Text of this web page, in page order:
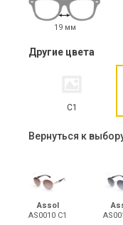
19 мм
Другие цвета
C1
Вернуться к
Assol
AS0010 С1